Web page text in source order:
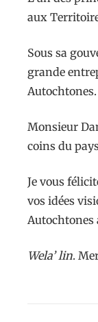
aux
Sous sa
grande
Autochtones.
Monsieur
coins du
Je vous
vos idées
Autochtones
Wela’ lin.